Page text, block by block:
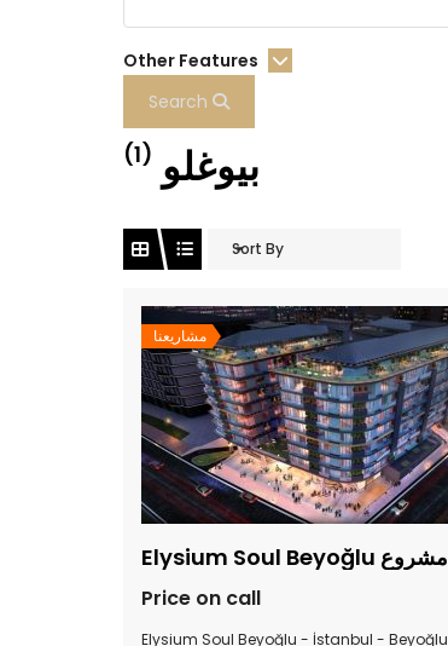
بيوغلو (1)
Sort By
مشاريعنا
مشروع Elysium Soul Beyoğlu
Price on call
Elysium Soul Beyoğlu - İstanbul - Beyoğlu